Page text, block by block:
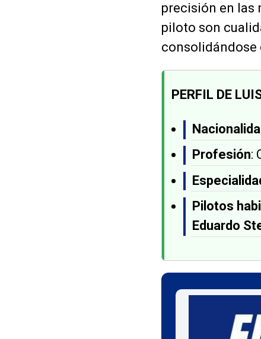
precisión en las
piloto son
consolidándose
PERFIL DE
Profesión:
Pilotos
Eduardo